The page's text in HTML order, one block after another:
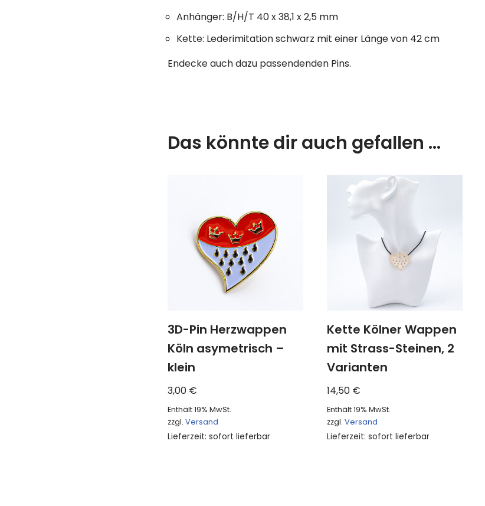
Anhänger: B/H/T 40 x 38,1 x 2,5 mm
Kette: Lederimitation schwarz mit einer Länge von 42 cm
Endecke auch dazu passendenden Pins.
Das könnte dir auch gefallen …
3D-Pin Herzwappen
Köln asymetrisch –
klein
3,00 €
Enthält 19% MwSt.
zzgl. Versand
Lieferzeit: sofort lieferbar
Kette Kölner Wappen
mit Strass-Steinen, 2
Varianten
14,50 €
Enthält 19% MwSt.
zzgl. Versand
Lieferzeit: sofort lieferbar